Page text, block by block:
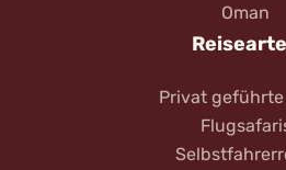
Oman
Privat geführte